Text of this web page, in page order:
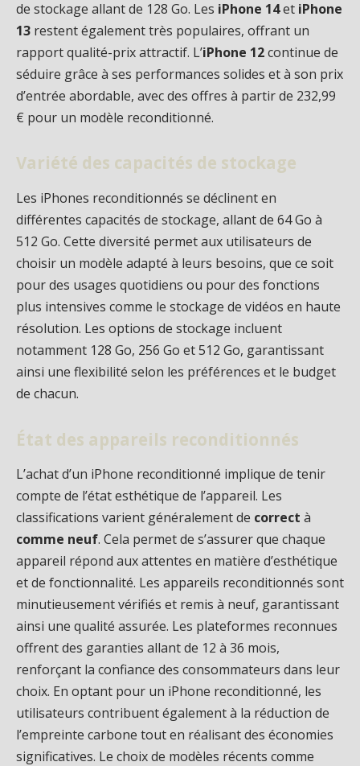
de stockage allant de 128 Go. Les iPhone 14et iPhone
13 restent également très populaires, offrant un
rapport qualité-prix attractif. L’iPhone 12continue de
séduire grâce à ses performances solides et à son prix
d’entrée abordable, avec des offres à partir de 232,99
€ pour un modèle reconditionné.
Variété des capacités de stockage
Les iPhones reconditionnés se déclinent en
différentes capacités de stockage, allant de 64 Go à
512 Go. Cette diversité permet aux utilisateurs de
choisir un modèle adapté à leurs besoins, que ce soit
pour des usages quotidiens ou pour des fonctions
plus intensives comme le stockage de vidéos en haute
résolution. Les options de stockage incluent
notamment 128 Go, 256 Go et 512 Go, garantissant
ainsi une flexibilité selon les préférences et le budget
de chacun.
État des appareils reconditionnés
L’achat d’un iPhone reconditionné implique de tenir
compte de l’état esthétique de l’appareil. Les
classifications varient généralement de correct à
comme neuf. Cela permet de s’assurer que chaque
appareil répond aux attentes en matière d’esthétique
et de fonctionnalité. Les appareils reconditionnés sont
minutieusement vérifiés et remis à neuf, garantissant
ainsi une qualité assurée. Les plateformes reconnues
offrent des garanties allant de 12 à 36 mois,
renforçant la confiance des consommateurs dans leur
choix. En optant pour un iPhone reconditionné, les
utilisateurs contribuent également à la réduction de
l’empreinte carbone tout en réalisant des économies
significatives. Le choix de modèles récents comme